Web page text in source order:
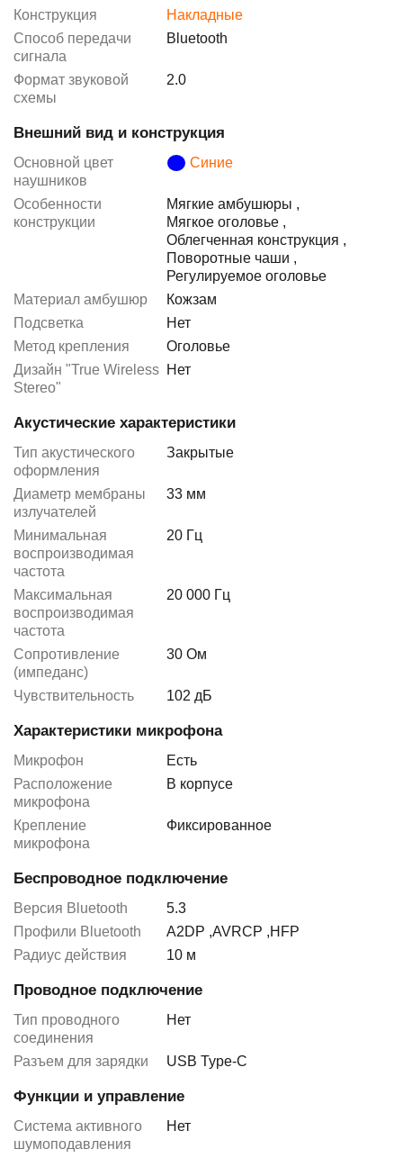
Конструкция
Накладные
Способ передачи
сигнала
Bluetooth
Формат звуковой
схемы
2.0
Внешний вид и конструкция
Основной цвет
наушников
Синие
Особенности
конструкции
Мягкие амбушюры ,
Мягкое оголовье ,
Облегченная конструкция ,
Поворотные чаши ,
Регулируемое оголовье
Материал амбушюр
Кожзам
Подсветка
Нет
Метод крепления
Оголовье
Дизайн "True Wireless
Stereo"
Нет
Акустические характеристики
Тип акустического
оформления
Закрытые
Диаметр мембраны
излучателей
33 мм
Минимальная
воспроизводимая
частота
20 Гц
Максимальная
воспроизводимая
частота
20 000 Гц
Сопротивление
(импеданс)
30 Ом
Чувствительность 102 дБ
Характеристики микрофона
Микрофон
Есть
Расположение
микрофона
В корпусе
Крепление
микрофона
Фиксированное
Беспроводное подключение
Версия Bluetooth
5.3
Профили Bluetooth
A2DP ,AVRCP ,HFP
Радиус действия
10 м
Проводное подключение
Тип проводного
соединения
Нет
Разъем для зарядки USB Type-C
Функции и управление
Система активного
шумоподавления
Нет